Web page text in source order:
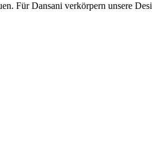
Für Dansani verkörpern unsere